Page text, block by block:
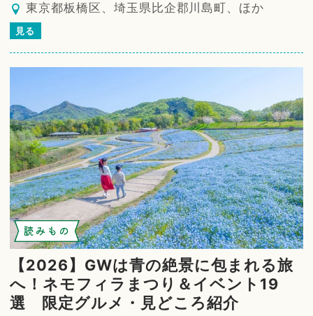
東京都板橋区、埼玉県比企郡川島町、ほか
見る
読みもの
【2026】GWは青の絶景に包まれる旅
へ！ネモフィラまつり＆イベント19
選 限定グルメ・見どころ紹介